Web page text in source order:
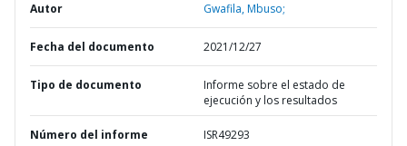
Autor Gwafila, Mbuso;
Fecha del documento 2021/12/27
Tipo de documento
Informe sobre el estado de
ejecución y los resultados
Número del informe ISR49293